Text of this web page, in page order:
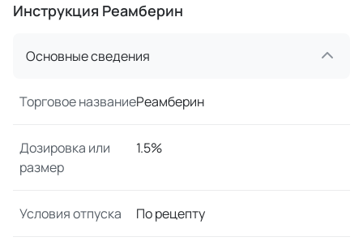
Инструкция Реамберин
Основные сведения
Торговое названиеРеамберин
Дозировка или
размер
1.5%
Условия отпуска По рецепту